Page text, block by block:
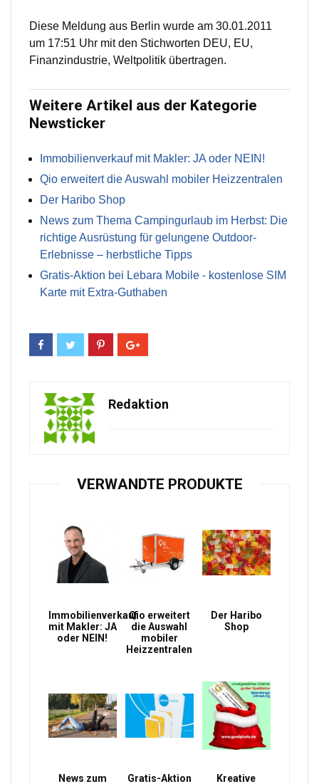
Diese Meldung aus Berlin wurde am 30.01.2011
um 17:51 Uhr mit den Stichworten DEU, EU,
Finanzindustrie, Weltpolitik übertragen.
Weitere Artikel aus der Kategorie
Newsticker
Immobilienverkauf mit Makler: JA oder NEIN!
Qio erweitert die Auswahl mobiler Heizzentralen
Der Haribo Shop
News zum Thema Campingurlaub im Herbst: Die
richtige Ausrüstung für gelungene Outdoor-
Erlebnisse – herbstliche Tipps
Gratis-Aktion bei Lebara Mobile - kostenlose SIM
Karte mit Extra-Guthaben
Redaktion
VERWANDTE PRODUKTE
Immobilienverkauf
mit Makler: JA
oder NEIN!
Qio erweitert
die Auswahl
mobiler
Heizzentralen
Der Haribo
Shop
News zum Gratis-Aktion Kreative